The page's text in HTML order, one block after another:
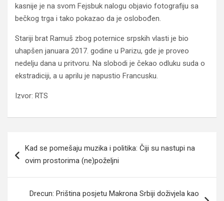
kasnije je na svom Fejsbuk nalogu objavio fotografiju sa
bečkog trga i tako pokazao da je oslobođen.
Stariji brat Ramuš zbog poternice srpskih vlasti je bio
uhapšen januara 2017. godine u Parizu, gde je proveo
nedelju dana u pritvoru. Na slobodi je čekao odluku suda o
ekstradiciji, a u aprilu je napustio Francusku.
Izvor: RTS
članaka
Kad se pomešaju muzika i politika: Čiji su nastupi na
ovim prostorima (ne)poželjni
Drecun: Priština posjetu Makrona Srbiji doživjela kao